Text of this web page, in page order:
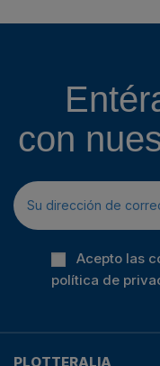
con
Acepto las
política de
PLOTTERALIA